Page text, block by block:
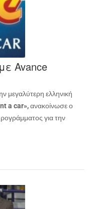
Avance
μεγαλύτερη ελληνική
a car»,ανακοίνωσε ο
για την